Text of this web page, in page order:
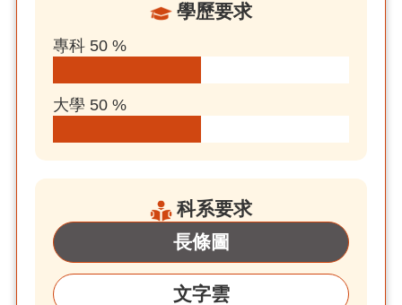
學歷要求
專科 50 %
大學 50 %
科系要求
長條圖
文字雲